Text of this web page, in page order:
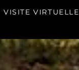
VISITE VIRTUELLE